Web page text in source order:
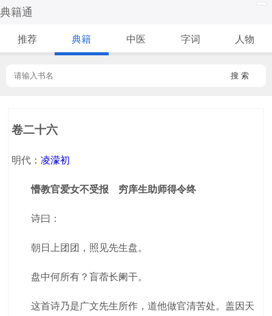
典籍通
推荐 典籍 中医 字词 人物
搜 索
卷二十六
明代：凌濛初
懵教官爱女不受报 穷庠生助师得令终
诗曰：
朝日上团团，照见先生盘。
盘中何所有？盲蓿长阑干。
这首诗乃是广文先生所作，道他做官清苦处。盖因天